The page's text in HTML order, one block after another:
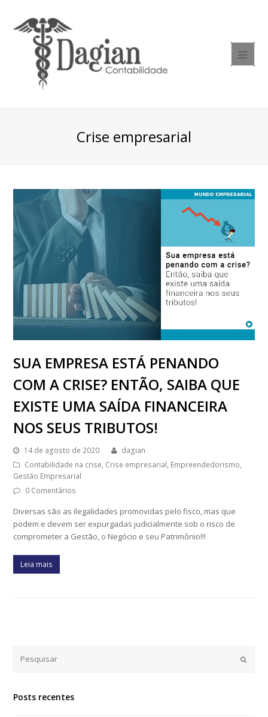
Crise empresarial
SUA EMPRESA ESTÁ PENANDO
COM A CRISE? ENTÃO, SAIBA QUE
EXISTE UMA SAÍDA FINANCEIRA
NOS SEUS TRIBUTOS!
14 de agosto de 2020
dagian
Contabilidade na crise, Crise empresarial, Empreendedorismo,
Gestão Empresarial
0 Comentários
Diversas são as ilegalidades promovidas pelo fisco, mas que
podem e devem ser expurgadas judicialmente sob o risco de
comprometer a Gestão, o Negócio e seu Patrimônio!!!
Leia mais
Submit
Posts recentes